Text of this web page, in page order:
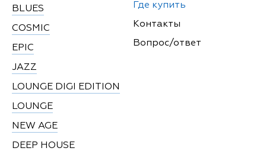
BLUES
COSMIC
EPIC
JAZZ
LOUNGE DIGI EDITION
LOUNGE
NEW AGE
DEEP HOUSE
Где купить
Контакты
Вопрос/ответ